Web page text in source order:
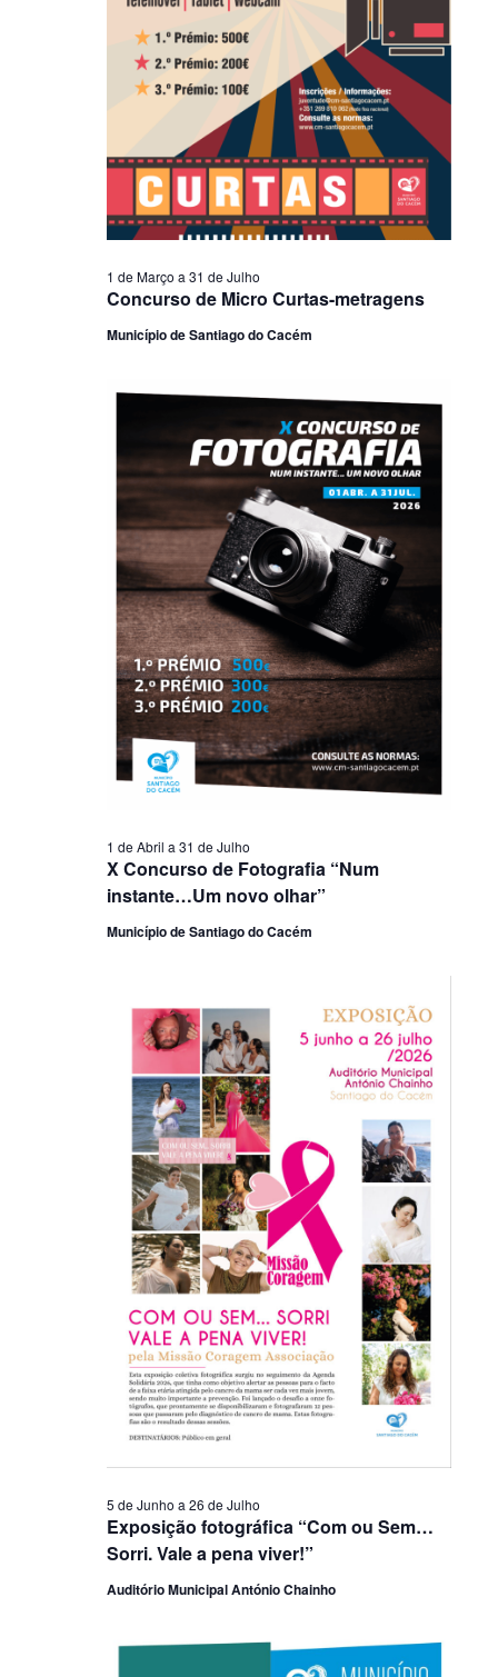
Concurso de Micro Curtas-metragens
1 de Março a 31 de Julho
Município de Santiago do Cacém
X Concurso de Fotografia “Num
instante…Um novo olhar”
1 de Abril a 31 de Julho
Município de Santiago do Cacém
Exposição fotográfica “Com ou Sem…
Sorri. Vale a pena viver!”
5 de Junho a 26 de Julho
Auditório Municipal António Chainho